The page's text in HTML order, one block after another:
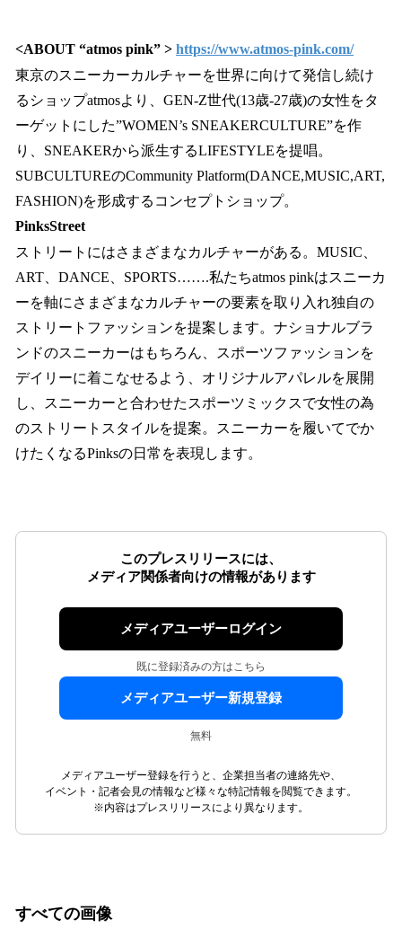
<ABOUT “atmos pink” > https://www.atmos-pink.com/
東京のスニーカーカルチャーを世界に向けて発信し続け
るショップatmosより、GEN-Z世代(13歳-27歳)の女性をタ
ーゲットにした”WOMEN’s SNEAKERCULTURE”を作
り、SNEAKERから派生するLIFESTYLEを提唱。
SUBCULTUREのCommunity Platform(DANCE,MUSIC,ART,
FASHION)を形成するコンセプトショップ。
PinksStreet
ストリートにはさまざまなカルチャーがある。MUSIC、
ART、DANCE、SPORTS…….私たちatmos pinkはスニーカ
ーを軸にさまざまなカルチャーの要素を取り入れ独自の
ストリートファッションを提案します。ナショナルブラ
ンドのスニーカーはもちろん、スポーツファッションを
デイリーに着こなせるよう、オリジナルアパレルを展開
し、スニーカーと合わせたスポーツミックスで女性の為
のストリートスタイルを提案。スニーカーを履いてでか
けたくなるPinksの日常を表現します。
このプレスリリースには、
メディア関係者向けの情報があります
メディアユーザーログイン
既に登録済みの方はこちら
メディアユーザー新規登録
無料
メディアユーザー登録を行うと、企業担当者の連絡先や、
イベント・記者会見の情報など様々な特記情報を閲覧できます。
※内容はプレスリリースにより異なります。
すべての画像